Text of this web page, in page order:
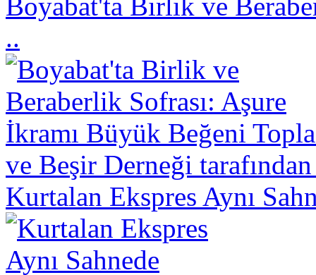
..
ve Beşir Derneği
Kurtalan Ekspres Aynı